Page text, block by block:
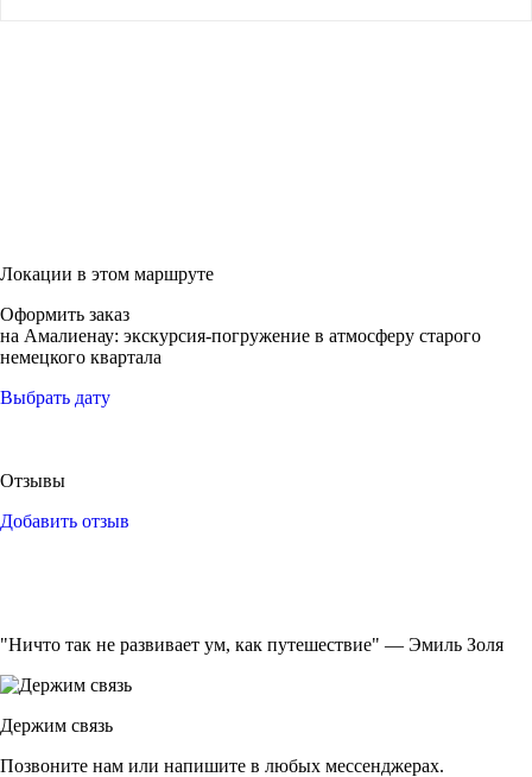
Локации в этом маршруте
Оформить заказ
на Амалиенау: экскурсия-погружение в атмосферу старого
немецкого квартала
Выбрать дату
Отзывы
Добавить отзыв
"Ничто так не развивает ум, как путешествие" — Эмиль Золя
Держим связь
Позвоните нам или напишите в любых мессенджерах.